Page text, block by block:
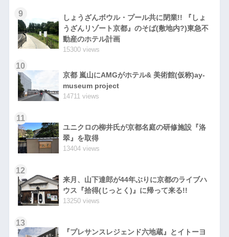
9
しょうざんボウル・プール共に閉業!! 『しょ
うざんリゾート京都』のそば(敷地内?)東急不
動産のホテル計画
15300 views
10
京都 嵐山にAMGがホテル& 美術館(仮称)ay-
museum project
14711 views
11
ユニクロの柳井氏が京都名庭の研修施設『洛
翠』を取得
13404 views
12
来月、山下達郎が44年ぶりに京都のライブハ
ウス『拾得(じっとく)』に帰って来る!!
13250 views
13
『プレサンスレジェンド六地蔵』とイトーヨ